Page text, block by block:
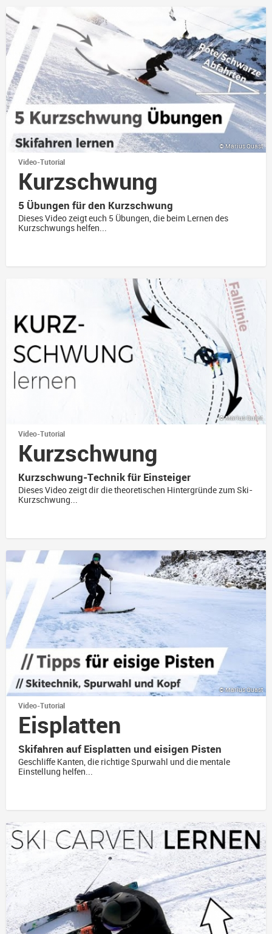
© Marius Quast
Video-Tutorial
Kurz­schwung
5 Übungen für den Kurzschwung
Dieses Video zeigt euch 5 Übungen, die beim Lernen des
Kurzschwungs helfen...
© Marius Quast
Video-Tutorial
Kurz­schwung
Kurzschwung-Technik für Einsteiger
Dieses Video zeigt dir die theoretischen Hintergründe zum Ski-
Kurzschwung...
© Marius Quast
Video-Tutorial
Eis­platten
Skifahren auf Eisplatten und eisigen Pisten
Geschliffe Kanten, die richtige Spurwahl und die mentale
Einstellung helfen...